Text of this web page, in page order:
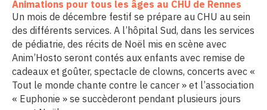
Animations pour tous les âges au CHU de Rennes
Un mois de décembre festif se prépare au CHU au sein
des différents services. A l’hôpital Sud, dans les services
de pédiatrie, des récits de Noël mis en scène avec
Anim’Hosto seront contés aux enfants avec remise de
cadeaux et goûter, spectacle de clowns, concerts avec «
Tout le monde chante contre le cancer » et l’association
« Euphonie » se succèderont pendant plusieurs jours